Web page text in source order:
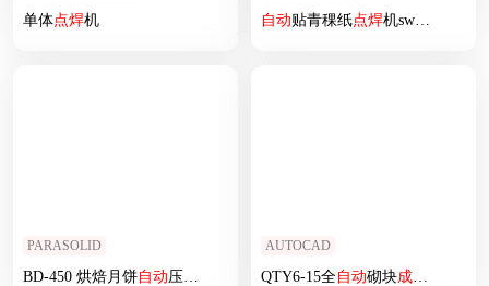
单体点焊机 自动贴青稞纸点焊机sw18可编辑
PARASOLID
BD-450 烘焙月饼自动压模
AUTOCAD
QTY6-15全自动砌块成型机